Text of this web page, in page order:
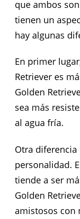
que ambos
tienen un
hay algunas
En primer
Retriever es
Golden
sea más
al agua fría.
Otra
personalidad.
tiende a ser
Golden
amistosos con